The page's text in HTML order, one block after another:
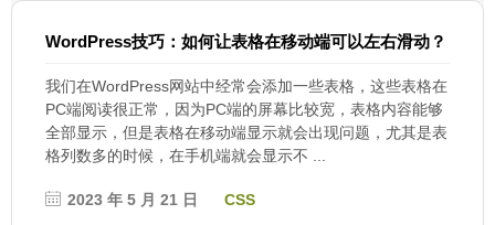
WordPress技巧：如何让表格在移动端可以左右滑动？
我们在WordPress网站中经常会添加一些表格，这些表格在
PC端阅读很正常，因为PC端的屏幕比较宽，表格内容能够
全部显示，但是表格在移动端显示就会出现问题，尤其是表
格列数多的时候，在手机端就会显示不 ...
2023 年 5 月 21 日 CSS